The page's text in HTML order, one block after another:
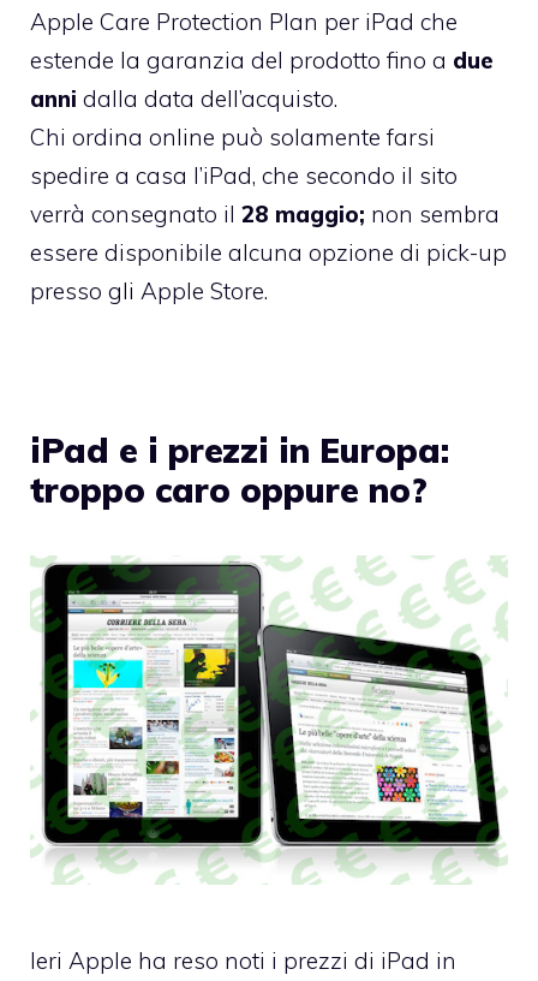
Apple Care Protection Plan per iPad che
estende la garanzia del prodotto fino a due
anni dalla data dell’acquisto.
Chi ordina online può solamente farsi
spedire a casa l’iPad, che secondo il sito
verrà consegnato il 28 maggio; non sembra
essere disponibile alcuna opzione di pick-up
presso gli Apple Store.
iPad e i prezzi in Europa:
troppo caro oppure no?
Ieri Apple ha reso noti i prezzi di iPad in